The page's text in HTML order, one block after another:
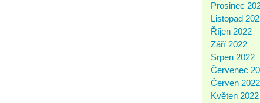
Prosinec
Listopad
Říjen 2022
Září 2022
Srpen 2022
Červenec
Červen 2022
Květen 2022